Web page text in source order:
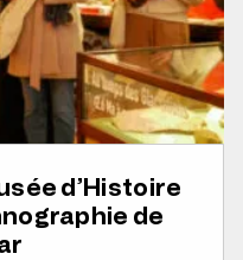
d’Histoire
de